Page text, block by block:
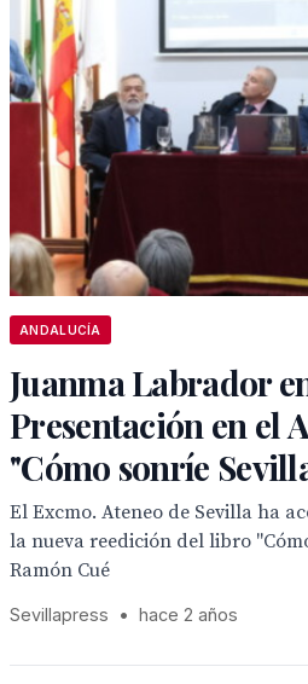
ANDALUCÍA
Juanma Labrador
Presentación en el
"Cómo sonríe
El Excmo. Ateneo de Sevilla ha
la nueva reedición del libro
Ramón Cué
Sevillapress • hace 2 años